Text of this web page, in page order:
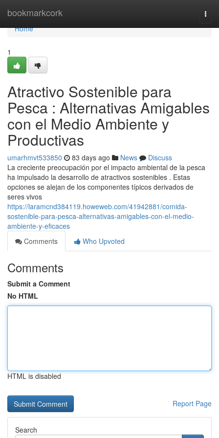
bookmarkcork
Home
Home
1
Atractivo Sostenible para
Pesca : Alternativas Amigables
con el Medio Ambiente y
Productivas
umarhmvt533850 83 days ago News
Discuss
La creciente preocupación por el impacto ambiental de la pesca
ha impulsado la desarrollo de atractivos sostenibles . Estas
opciones se alejan de los componentes típicos derivados de
seres vivos
https://laramcnd384119.howeweb.com/41942881/comida-
sostenible-para-pesca-alternativas-amigables-con-el-medio-
ambiente-y-eficaces
Comments
Who Upvoted
Comments
Submit a Comment
No HTML
HTML is disabled
Report Page
Search